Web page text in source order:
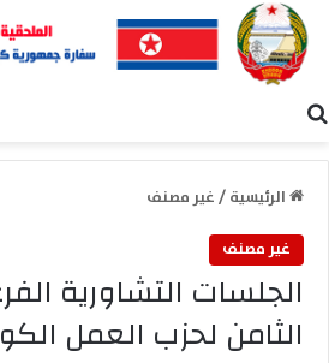
الرئيسية/غير مصنف
غير مصنف
الجلسات التشاورية
الثامن لحزب العمل